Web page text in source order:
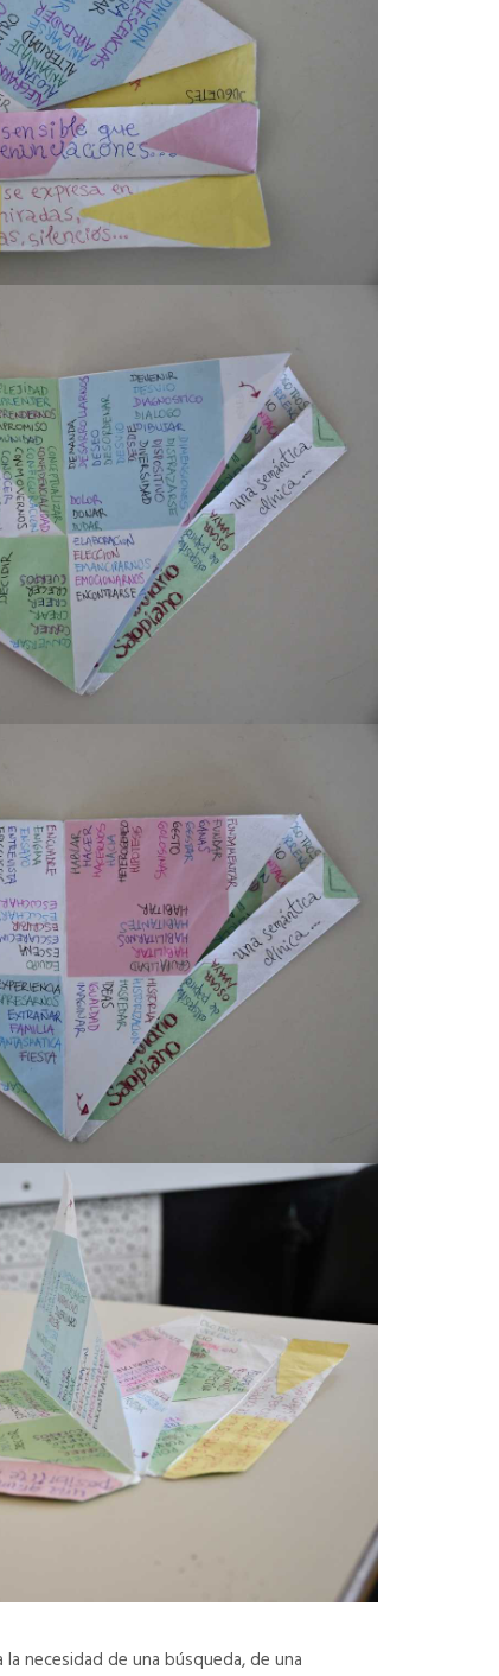
necesidad de una búsqueda, de una